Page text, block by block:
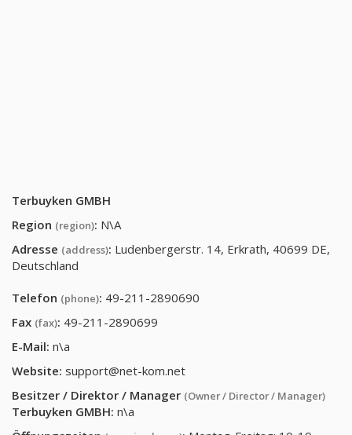
Terbuyken GMBH
Region (region): N\A
Adresse (address): Ludenbergerstr. 14, Erkrath, 40699 DE,
Deutschland
Telefon (phone): 49-211-2890690
Fax (fax): 49-211-2890699
E-Mail: n\a
Website: support@net-kom.net
Besitzer / Direktor / Manager (Owner / Director / Manager)
Terbuyken GMBH: n\a